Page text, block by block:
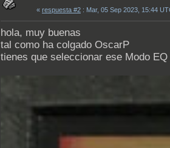
« respuesta #2 : Mar, 05 Sep 2023, 15:44
hola, muy buenas
tal como ha colgado OscarP
tienes que seleccionar ese Modo